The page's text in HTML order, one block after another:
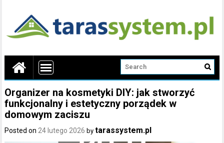
Organizer na kosmetyki DIY: jak stworzyć
funkcjonalny i estetyczny porządek w
domowym zaciszu
Posted on 24 lutego 2026 bytarassystem.pl